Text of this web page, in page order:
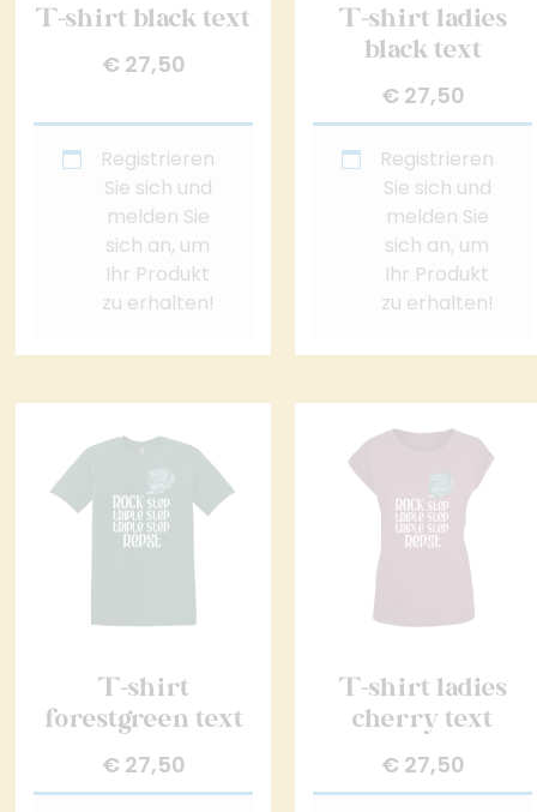
T-shirt black text
€ 27,50
Registrieren
Sie sich und
melden Sie
sich an, um
Ihr Produkt
zu erhalten!
T-shirt ladies
black text
€ 27,50
Registrieren
Sie sich und
melden Sie
sich an, um
Ihr Produkt
zu erhalten!
T-shirt
forestgreen text
€ 27,50
T-shirt ladies
cherry text
€ 27,50